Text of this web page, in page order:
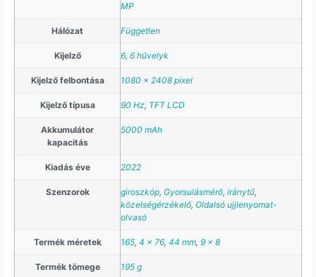
MP
Hálózat Független
Kijelző 6, 6 hüvelyk
Kijelző felbontása 1080 x 2408 pixel
Kijelző típusa 90 Hz, TFT LCD
Akkumulátor
kapacitás
5000 mAh
Kiadás éve 2022
Szenzorok giroszkóp, Gyorsulásmérő, iránytű,
közelségérzékelő, Oldalsó ujjlenyomat-
olvasó
Termék méretek 165, 4 x 76, 44 mm, 9 x 8
Termék tömege 195 g